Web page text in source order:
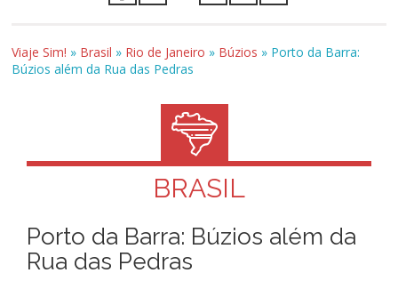
Viaje Sim! » Brasil » Rio de Janeiro » Búzios » Porto da Barra:
Búzios além da Rua das Pedras
BRASIL
Porto da Barra: Búzios além da
Rua das Pedras